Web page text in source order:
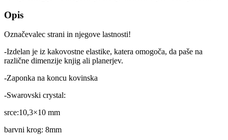
Opis
Označevalec strani in njegove lastnosti!
-Izdelan je iz kakovostne elastike, katera omogoča, da paše na
različne dimenzije knjig ali planerjev.
-Zaponka na koncu kovinska
-Swarovski crystal:
srce:10,3×10 mm
barvni krog: 8mm